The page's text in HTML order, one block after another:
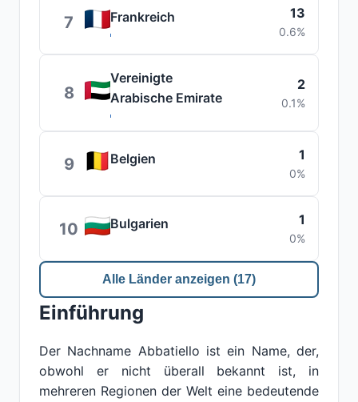
7 Frankreich 13
0.6%
8
Vereinigte
Arabische Emirate
2
0.1%
9 Belgien 1
0%
10 Bulgarien 1
0%
Alle Länder anzeigen (17)
Einführung
Der Nachname Abbatiello ist ein Name, der,
obwohl er nicht überall bekannt ist, in
mehreren Regionen der Welt eine bedeutende